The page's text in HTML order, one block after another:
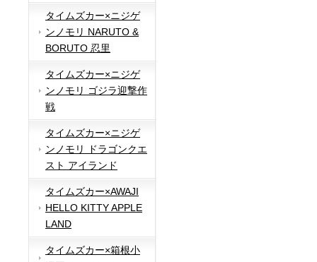
タイムズカー×ニジゲ
ンノモリ NARUTO &
BORUTO 忍里
タイムズカー×ニジゲ
ンノモリ ゴジラ迎撃作
戦
タイムズカー×ニジゲ
ンノモリ ドラゴンクエ
スト アイランド
タイムズカー×AWAJI
HELLO KITTY APPLE
LAND
タイムズカー×箱根小